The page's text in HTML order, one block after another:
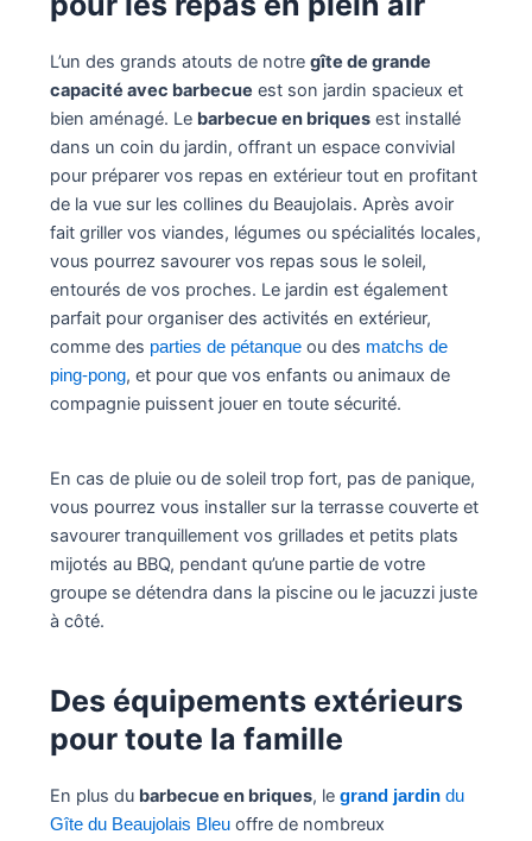
L’un des grands atouts de notre gîte de grande
capacité avec barbecue est son jardin spacieux et
bien aménagé. Le barbecue en briquesest installé
dans un coin du jardin, offrant un espace convivial
pour préparer vos repas en extérieur tout en profitant
de la vue sur les collines du Beaujolais. Après avoir
fait griller vos viandes, légumes ou spécialités locales,
vous pourrez savourer vos repas sous le soleil,
entourés de vos proches. Le jardin est également
parfait pour organiser des activités en extérieur,
comme des parties de pétanqueou des matchs de
ping-pong, et pour que vos enfants ou animaux de
compagnie puissent jouer en toute sécurité.
En cas de pluie ou de soleil trop fort, pas de panique,
vous pourrez vous installer sur la terrasse couverte et
savourer tranquillement vos grillades et petits plats
mijotés au BBQ, pendant qu’une partie de votre
groupe se détendra dans la piscine ou le jacuzzi juste
à côté.
Des équipements extérieurs
pour toute la famille
En plus du barbecue en briques, le grand jardindu
Gîte du Beaujolais Bleuoffre de nombreux